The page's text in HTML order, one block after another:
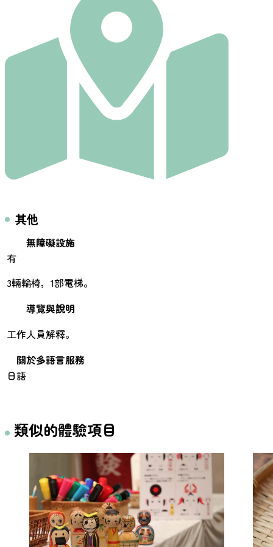
其他
無障礙設施
有
3輛輪椅，1部電梯。
導覽與說明
工作人員解釋。
關於多語言服務
日語
類似的體驗項目